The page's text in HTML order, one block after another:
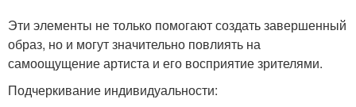
Эти элементы не только помогают создать завершенный
образ, но и могут значительно повлиять на
самоощущение артиста и его восприятие зрителями.
Подчеркивание индивидуальности: